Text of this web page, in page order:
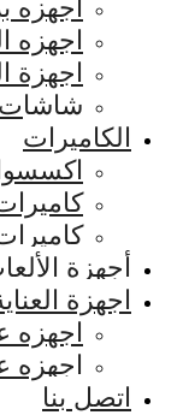
اجهزه
اجهزه
اجهزة
شاشات
الكاميرات
أجهزة
اجهزة
اجهزه
اجهزه
اتصل بنا